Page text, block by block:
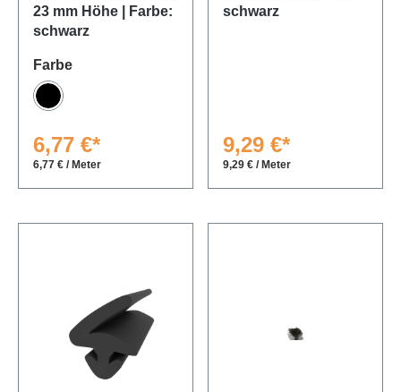
23 mm Höhe | Farbe:
schwarz
Farbeauswählen
Schwarz
6,77 €*
6,77 € / Meter
schwarz
9,29 €*
9,29 € / Meter